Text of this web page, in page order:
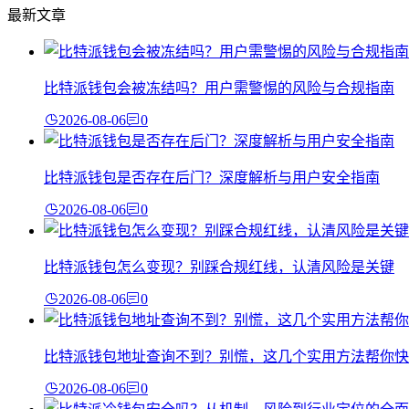
最新文章
比特派钱包会被冻结吗？用户需警惕的风险与合规指南
2026-08-06 0
比特派钱包是否存在后门？深度解析与用户安全指南
2026-08-06 0
比特派钱包怎么变现？别踩合规红线，认清风险是关键
2026-08-06 0
比特派钱包地址查询不到？别慌，这几个实用方法帮你
2026-08-06 0